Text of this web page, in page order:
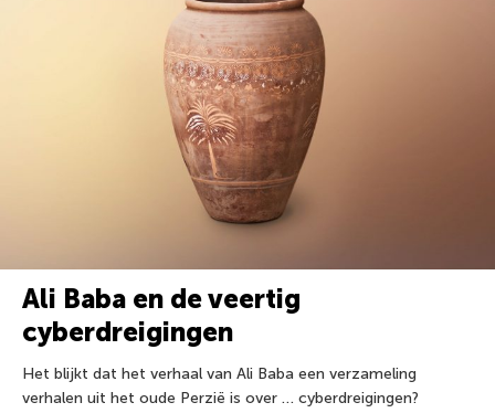
Ali Baba en de veertig
cyberdreigingen
Het blijkt dat het verhaal van Ali Baba een verzameling
verhalen uit het oude Perzië is over … cyberdreigingen?